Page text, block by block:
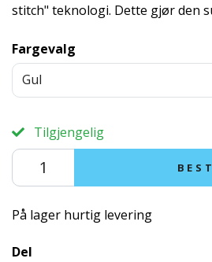
stitch" teknologi. Dette gjør den
Fargevalg
Gul
Tilgjengelig
På lager hurtig levering
Del